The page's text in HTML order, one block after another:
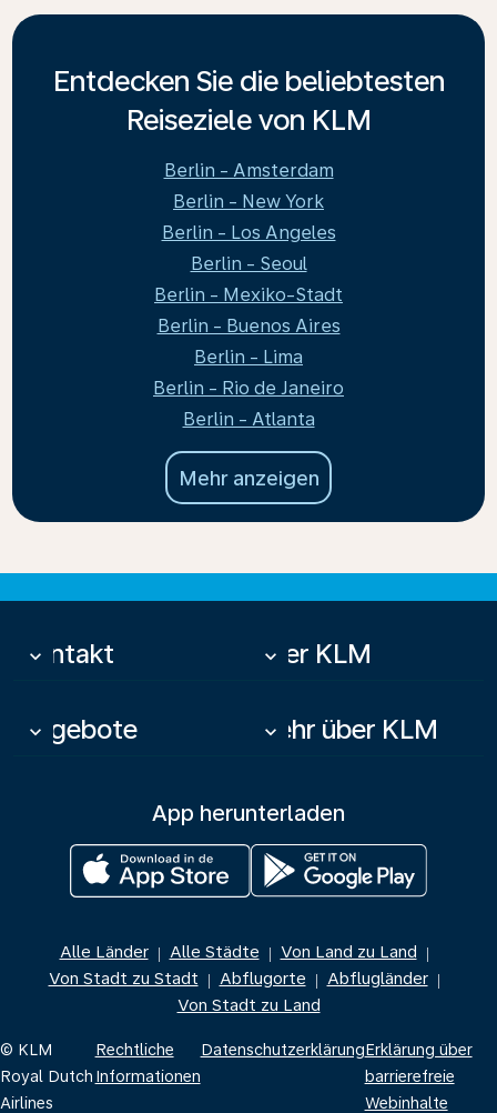
Entdecken Sie die beliebtesten
Reiseziele von KLM
Berlin - Amsterdam
Berlin - New York
Berlin - Los Angeles
Berlin - Seoul
Berlin - Mexiko-Stadt
Berlin - Buenos Aires
Berlin - Lima
Berlin - Rio de Janeiro
Berlin - Atlanta
Mehr anzeigen
Kontakt
keyboard_arrow_down Über KLM
keyboard_arrow_down
Angebote
keyboard_arrow_down Mehr über KLM
keyboard_arrow_down
App herunterladen
Alle Länder | Alle Städte | Von Land zu Land |
Von Stadt zu Stadt | Abflugorte | Abflugländer |
Von Stadt zu Land
© KLM
Royal Dutch
Airlines
Rechtliche
Informationen
DatenschutzerklärungErklärung über
barrierefreie
Webinhalte